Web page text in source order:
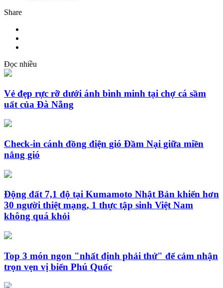
Share
Đọc nhiều
Vẻ đẹp rực rỡ dưới ánh bình minh tại chợ cá sầm
uất của Đà Nẵng
Check-in cánh đồng điện gió Đầm Nại giữa miền
nắng gió
Động đất 7,1 độ tại Kumamoto Nhật Bản khiến hơn
30 người thiệt mạng, 1 thực tập sinh Việt Nam
không quá khỏi
Top 3 món ngon "nhất định phải thử" để cảm nhận
trọn vẹn vị biển Phú Quốc